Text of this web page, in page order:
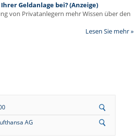
Geldanlage bei? (Anzeige)
von Privatanlegern mehr Wissen über den
Lesen Sie mehr »
AG